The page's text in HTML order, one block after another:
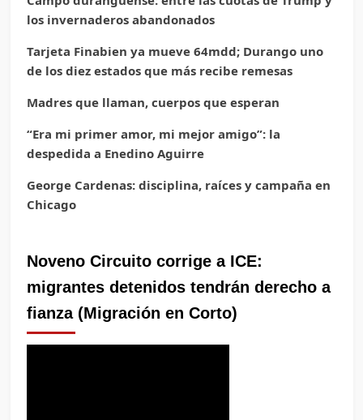
los invernaderos abandonados
Tarjeta Finabien ya mueve 64mdd; Durango uno
de los diez estados que más recibe remesas
Madres que llaman, cuerpos que esperan
“Era mi primer amor, mi mejor amigo”: la
despedida a Enedino Aguirre
George Cardenas: disciplina, raíces y campaña en
Chicago
Noveno Circuito corrige a ICE:
migrantes detenidos tendrán derecho a
fianza (Migración en Corto)